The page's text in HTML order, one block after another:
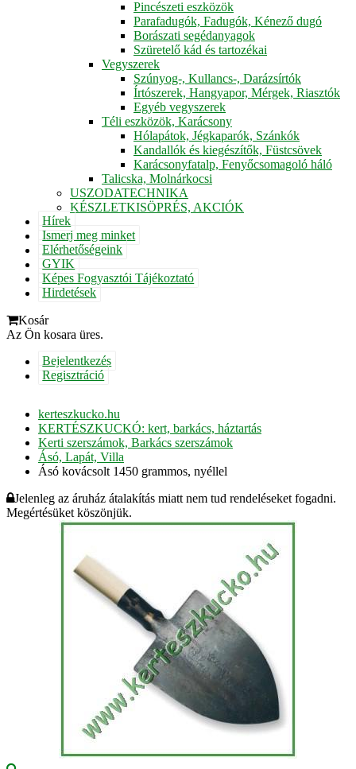
Pincészeti eszközök
Parafadugók, Fadugók, Kénező dugó
Borászati segédanyagok
Szüretelő kád és tartozékai
Vegyszerek
Szúnyog-, Kullancs-, Darázsírtók
Írtószerek, Hangyapor, Mérgek, Riasztók
Egyéb vegyszerek
Téli eszközök, Karácsony
Hólapátok, Jégkaparók, Szánkók
Kandallók és kiegészítők, Füstcsövek
Karácsonyfatalp, Fenyőcsomagoló háló
Talicska, Molnárkocsi
USZODATECHNIKA
KÉSZLETKISÖPRÉS, AKCIÓK
Hírek
Ismerj meg minket
Elérhetőségeink
GYIK
Képes Fogyasztói Tájékoztató
Hirdetések
Kosár
Az Ön kosara üres.
Bejelentkezés
Regisztráció
kerteszkucko.hu
KERTÉSZKUCKÓ: kert, barkács, háztartás
Kerti szerszámok, Barkács szerszámok
Ásó, Lapát, Villa
Ásó kovácsolt 1450 grammos, nyéllel
Jelenleg az áruház átalakítás miatt nem tud rendeléseket fogadni.
Megértésüket köszönjük.